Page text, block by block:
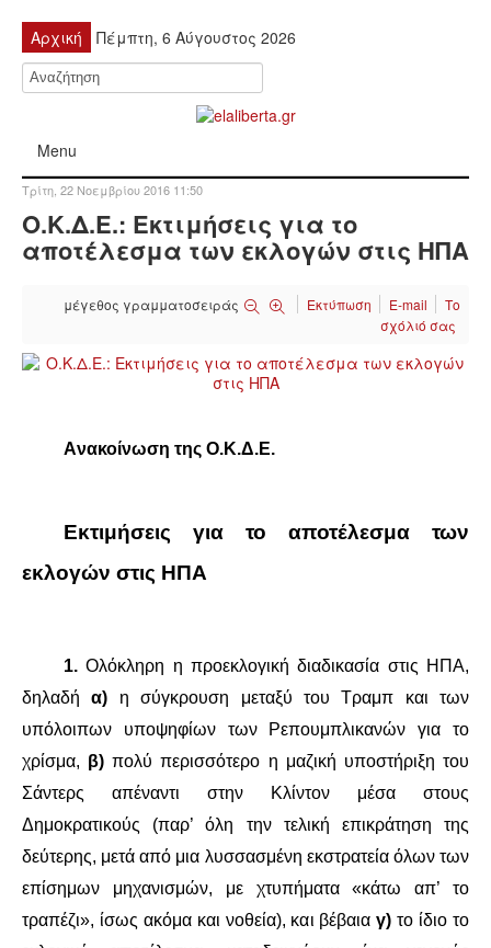
Αρχική Πέμπτη, 6 Αύγουστος 2026
Menu
ΚΙΝΗΤΟΠΟΙΉΣΕΙΣ
ΕΙΔΉΣΕΙΣ
ΑΝΑΚΟΙΝΏΣΕΙΣ
ΔΙΕΘΝΉ
ΑΝΑΤΟΛΙΚΉ ΕΥΡΏΠΗ / ΒΑΛΚΆΝΙΑ
ΔΥΤΙΚΉ ΕΥΡΏΠΗ
ΜΈΣΗ ΑΝΑΤΟΛΉ / ΒΌΡΕΙΑ ΑΦΡΙΚΉ
ΒΌΡΕΙΑ ΑΜΕΡΙΚΉ
ΛΑΤΙΝΙΚΉ ΑΜΕΡΙΚΉ
Τρίτη, 22 Νοεμβρίου 2016 11:50
Ο.Κ.Δ.Ε.: Εκτιμήσεις για το
αποτέλεσμα των εκλογών στις ΗΠΑ
μέγεθος γραμματοσειράς Εκτύπωση E-mail
Το
σχόλιό σας
Aνακοίνωση της Ο.Κ.Δ.Ε.
Εκτιμήσεις για το αποτέλεσμα των
εκλογών στις ΗΠΑ
1.Ολόκληρη η προεκλογική διαδικασία στις ΗΠΑ,
δηλαδήα) η σύγκρουση μεταξύ του Τραμπ και των
υπόλοιπων υποψηφίων των Ρεπουμπλικανών για το
χρίσμα, β) πολύ περισσότερο η μαζική υποστήριξη του
Σάντερς απέναντι στην Κλίντον μέσα στους
Δημοκρατικούς (παρ’ όλη την τελική επικράτηση της
δεύτερης, μετά από μια λυσσασμένη εκστρατεία όλων των
επίσημων μηχανισμών, με χτυπήματα «κάτω απ’ το
τραπέζι», ίσως ακόμα και νοθεία), και βέβαιαγ) το ίδιο το